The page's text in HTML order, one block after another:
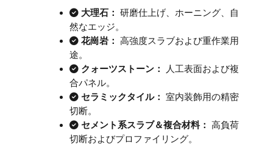
大理石： 研磨仕上げ、ホーニング、自
然なエッジ。
花崗岩： 高強度スラブおよび重作業用
途。
クォーツストーン：
人工表面および複
合パネル。
セラミックタイル： 室内装飾用の精密
切断。
セメント系スラブ＆複合材料： 高負荷
切断およびプロファイリング。